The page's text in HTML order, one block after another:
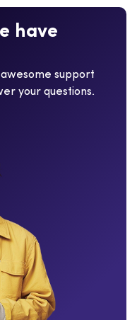
e have
support
your questions.